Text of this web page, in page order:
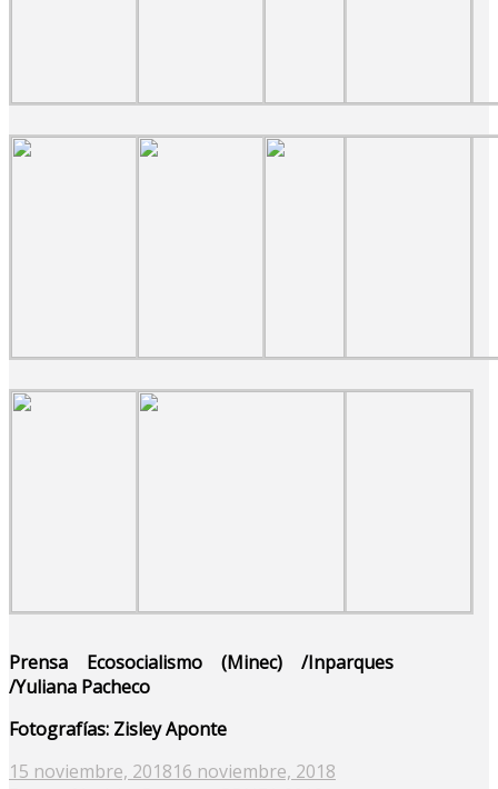
Prensa Ecosocialismo (Minec) /Inparques
/Yuliana Pacheco
Fotografías: Zisley Aponte
Posted
15 noviembre, 201816 noviembre, 2018